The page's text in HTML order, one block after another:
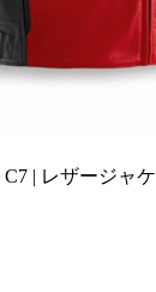
C7 | レザージャ